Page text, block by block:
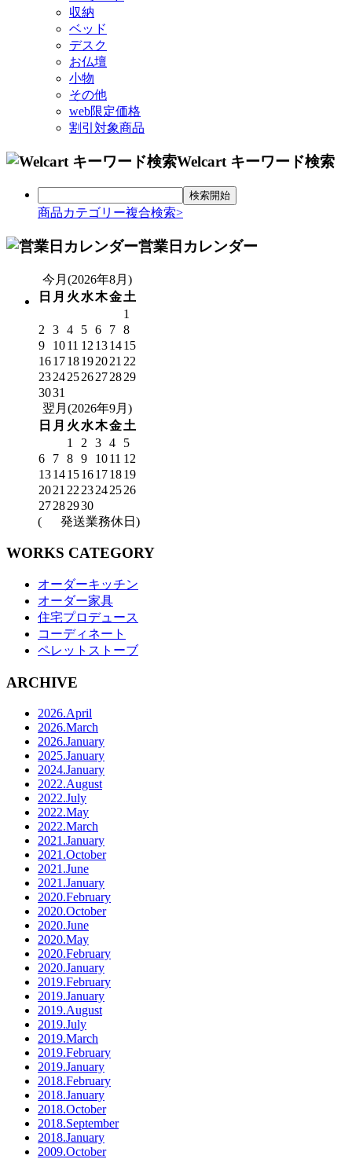
収納
ベッド
デスク
お仏壇
小物
その他
web限定価格
割引対象商品
Welcart キーワード検索
商品カテゴリー複合検索>
営業日カレンダー
今月(2026年8月)
日 月 火 水木金土
1
2
3 4 5 6 7 8
9
1011 12 131415
161718192021 22
23242526272829
3031
翌月(2026年9月)
日 月 火 水木金土
1
2 3 4
5
6
7 8 9 1011 12
13141516171819
2021 22 23242526
27282930
(
発送業務休日)
WORKS CATEGORY
オーダーキッチン
オーダー家具
住宅プロデュース
コーディネート
ペレットストーブ
ARCHIVE
2026.April
2026.March
2026.January
2025.January
2024.January
2022.August
2022.July
2022.May
2022.March
2021.January
2021.October
2021.June
2021.January
2020.February
2020.October
2020.June
2020.May
2020.February
2020.January
2019.February
2019.January
2019.August
2019.July
2019.March
2019.February
2019.January
2018.February
2018.January
2018.October
2018.September
2018.January
2009.October